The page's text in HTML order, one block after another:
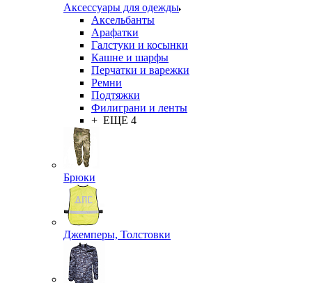
Аксессуары для одежды
Аксельбанты
Арафатки
Галстуки и косынки
Кашне и шарфы
Перчатки и варежки
Ремни
Подтяжки
Филиграни и ленты
+ ЕЩЕ 4
Брюки
Джемперы, Толстовки